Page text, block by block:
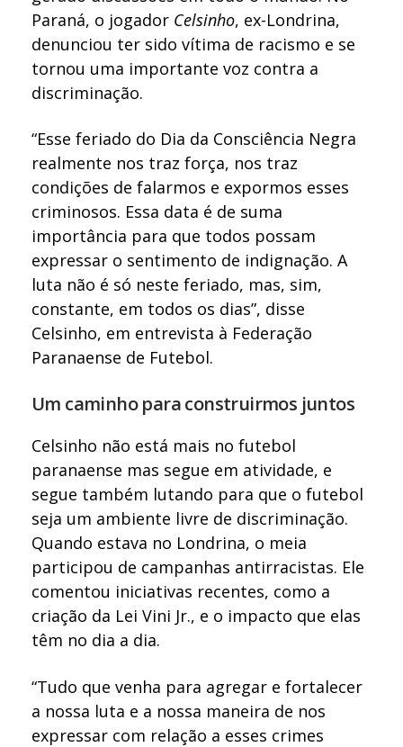
Paraná, o jogador Celsinho, ex-Londrina,
denunciou ter sido vítima de racismo e se
tornou uma importante voz contra a
discriminação.
“Esse feriado do Dia da Consciência Negra
realmente nos traz força, nos traz
condições de falarmos e expormos esses
criminosos. Essa data é de suma
importância para que todos possam
expressar o sentimento de indignação. A
luta não é só neste feriado, mas, sim,
constante, em todos os dias”, disse
Celsinho, em entrevista à Federação
Paranaense de Futebol.
Um caminho para construirmos juntos
Celsinho não está mais no futebol
paranaense mas segue em atividade, e
segue também lutando para que o futebol
seja um ambiente livre de discriminação.
Quando estava no Londrina, o meia
participou de campanhas antirracistas. Ele
comentou iniciativas recentes, como a
criação da Lei Vini Jr., e o impacto que elas
têm no dia a dia.
“Tudo que venha para agregar e fortalecer
a nossa luta e a nossa maneira de nos
expressar com relação a esses crimes